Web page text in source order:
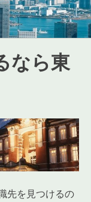
なら東
先を見つけるの